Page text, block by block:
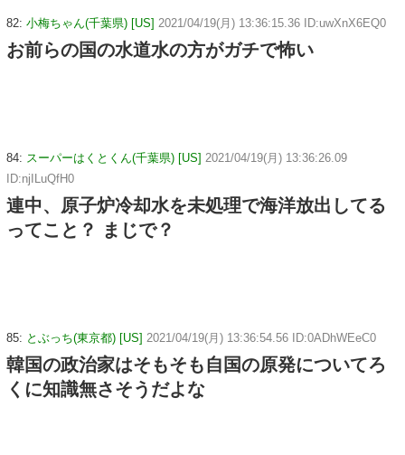
82: 小梅ちゃん(千葉県) [US] 2021/04/19(月) 13:36:15.36 ID:uwXnX6EQ0
お前らの国の水道水の方がガチで怖い
84: スーパーはくとくん(千葉県) [US] 2021/04/19(月) 13:36:26.09
ID:njILuQfH0
連中、原子炉冷却水を未処理で海洋放出してる
ってこと？ まじで？
85: とぶっち(東京都) [US] 2021/04/19(月) 13:36:54.56 ID:0ADhWEeC0
韓国の政治家はそもそも自国の原発についてろ
くに知識無さそうだよな